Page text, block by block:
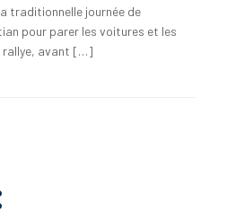
traditionnelle journée de
pour parer les voitures et les
rallye, avant […]